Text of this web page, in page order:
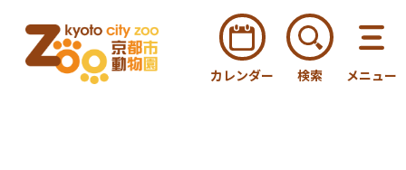
カレンダー 検索 メニュー